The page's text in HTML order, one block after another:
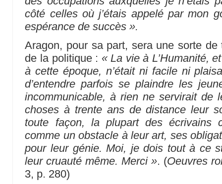
côté celles où j’étais appelé par mon
espérance de succès ».
Aragon, pour sa part, sera une sorte
de la politique : « La vie à L’Humanité,
à cette époque, n’était ni facile ni
d’entendre parfois se plaindre les
incommunicable, à rien ne servirait de
choses à trente ans de distance leur
toute façon, la plupart des écrivains
comme un obstacle à leur art, ses
pour leur génie. Moi, je dois tout à ce
leur cruauté même. Merci ». (Oeuvres
3, p. 280)